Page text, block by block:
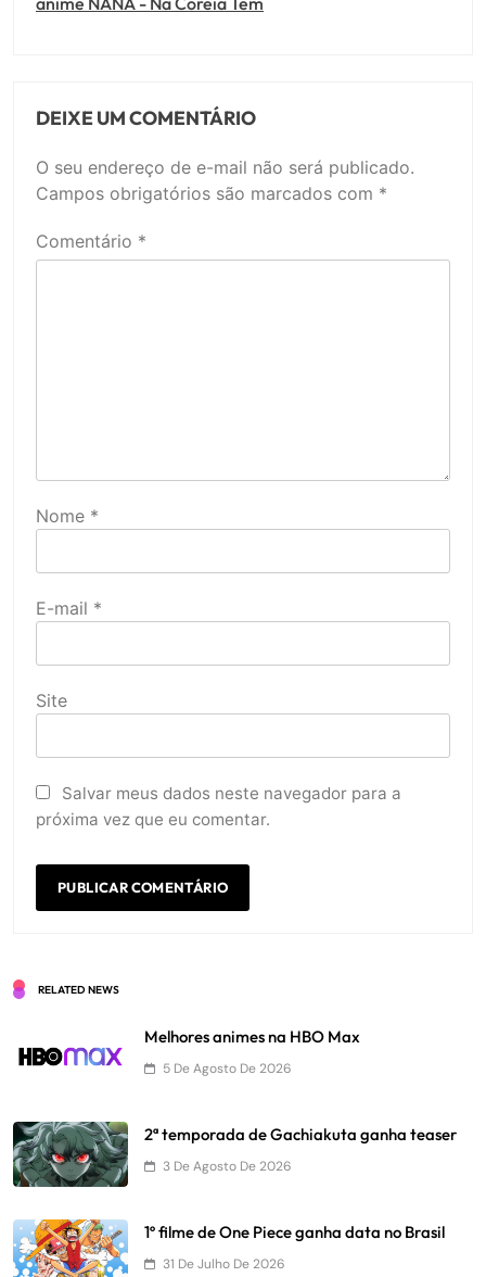
DEIXE UM COMENTÁRIO
O seu endereço de e-mail não será publicado.
Campos obrigatórios são marcados com *
Comentário *
Nome *
E-mail *
Site
Salvar meus dados neste navegador para a
próxima vez que eu comentar.
RELATED NEWS
Melhores animes na HBO Max
5 De Agosto De 2026
2ª temporada de Gachiakuta ganha teaser
3 De Agosto De 2026
1º filme de One Piece ganha data no Brasil
31 De Julho De 2026